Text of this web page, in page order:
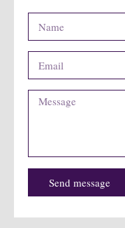
Send message